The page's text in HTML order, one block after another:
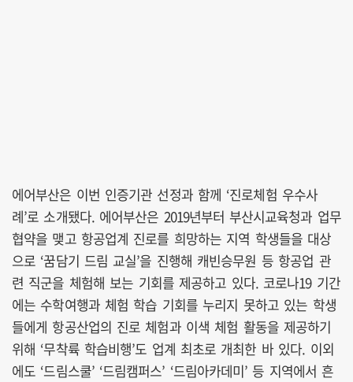
에어부산은 이번 인증기관 선정과 함께 ‘진로체험 우수사
례’로 소개됐다. 에어부산은 2019년부터 부산시교육청과 업무
협약을 맺고 항공업계 진로를 희망하는 지역 학생들을 대상
으로 ‘꿈담기 드림 교실’을 진행해 캐빈승무원 등 항공업 관
련 직군을 체험해 보는 기회를 제공하고 있다. 코로나19 기간
에는 수학여행과 체험 학습 기회를 누리지 못하고 있는 학생
들에게 항공산업의 진로 체험과 이색 체험 활동을 제공하기
위해 ‘무착륙 학습비행’도 업계 최초로 개최한 바 있다. 이외
에도 ‘드림스쿨’ ‘드림캠퍼스’ ‘드림아카데미’ 등 지역에서 흔